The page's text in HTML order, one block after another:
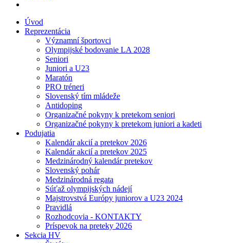
Úvod
Reprezentácia
Významní športovci
Olympijské bodovanie LA 2028
Seniori
Juniori a U23
Maratón
PRO tréneri
Slovenský tím mládeže
Antidoping
Organizačné pokyny k pretekom seniori
Organizačné pokyny k pretekom juniori a kadeti
Podujatia
Kalendár akcií a pretekov 2026
Kalendár akcií a pretekov 2025
Medzinárodný kalendár pretekov
Slovenský pohár
Medzinárodná regata
Súťaž olympijských nádejí
Majstrovstvá Európy juniorov a U23 2024
Pravidlá
Rozhodcovia - KONTAKTY
Príspevok na preteky 2026
Sekcia HV